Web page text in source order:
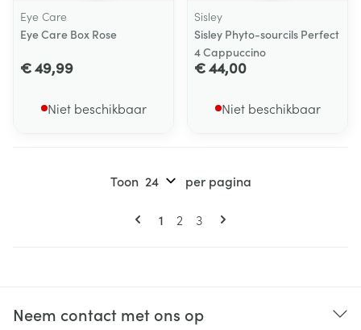
Eye Care
Eye Care Box Rose
€ 49,99
Niet beschikbaar
Sisley
Sisley Phyto-sourcils Perfect
4 Cappuccino
€ 44,00
Niet beschikbaar
Pagina's
U lees momenteel pagina
1 Pagina
2 Pagina
3
Toon per pagina
Neem contact met ons op